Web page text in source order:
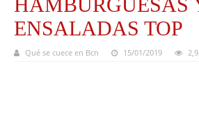
ENSALADAS TOP
Qué se cuece en Bcn 15/01/2019